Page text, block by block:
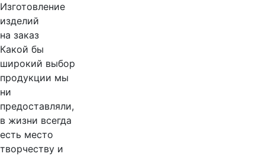
Изготовление
изделий
на заказ
Какой бы
широкий выбор
продукции мы
ни
предоставляли,
в жизни всегда
есть место
творчеству и